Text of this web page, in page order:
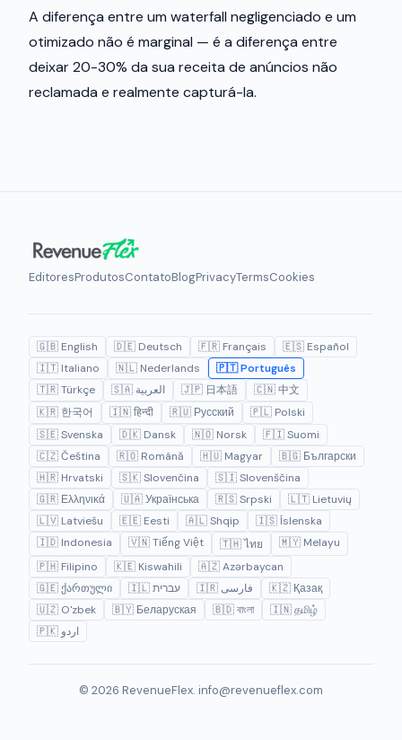
A diferença entre um waterfall negligenciado e um
otimizado não é marginal — é a diferença entre
deixar 20-30% da sua receita de anúncios não
reclamada e realmente capturá-la.
EditoresProdutosContatoBlogPrivacyTermsCookies
🇬🇧 English 🇩🇪 Deutsch 🇫🇷 Français
🇪🇸 Español
🇮🇹 Italiano
🇳🇱 Nederlands
🇵🇹 Português
🇹🇷 Türkçe
🇸🇦 العربية 🇯🇵 日本語
🇨🇳 中文
🇰🇷 한국어
🇮🇳 हिन्दी 🇷🇺 Русский
🇵🇱 Polski
🇸🇪 Svenska
🇩🇰 Dansk 🇳🇴 Norsk
🇫🇮 Suomi
🇨🇿 Čeština
🇷🇴 Română 🇭🇺 Magyar
🇧🇬 Български
🇭🇷 Hrvatski
🇸🇰 Slovenčina
🇸🇮 Slovenščina
🇬🇷 Ελληνικά
🇺🇦 Українська 🇷🇸 Srpski
🇱🇹 Lietuvių
🇱🇻 Latviešu
🇪🇪 Eesti 🇦🇱 Shqip
🇮🇸 Íslenska
🇮🇩 Indonesia
🇻🇳 Tiếng Việt 🇹🇭 ไทย
🇲🇾 Melayu
🇵🇭 Filipino
🇰🇪 Kiswahili
🇦🇿 Azərbaycan
🇬🇪 ქართული
🇮🇱 עברית 🇮🇷 فارسی
🇰🇿 Қазақ
🇺🇿 O'zbek
🇧🇾 Беларуская 🇧🇩 বাংলা
🇮🇳 தமிழ்
🇵🇰 اردو
© 2026 RevenueFlex. info@revenueflex.com